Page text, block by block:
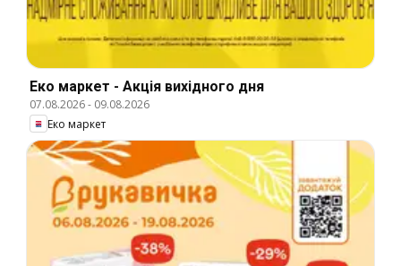
Еко маркет - Акція вихідного дня
07.08.2026- 09.08.2026
Еко маркет